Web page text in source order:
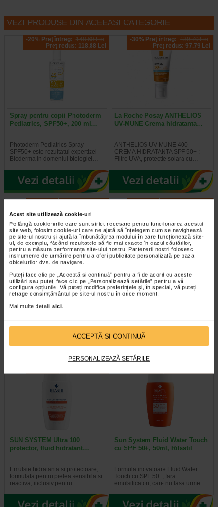
Acest site utilizează cookie-uri
Pe lângă cookie-urile care sunt strict necesare pentru funcționarea acestui
site web, folosim cookie-uri care ne ajută să înțelegem cum se navighează
pe site-ul nostru și ajută la îmbunătățirea modului în care funcționează site-
ul, de exemplu, făcând rezultatele să fie mai exacte în cazul căutărilor,
pentru a măsura performanța site-ului nostru. Partenerii noștri folosesc
instrumente de urmărire pentru a oferi publicitate personalizată pe baza
obiceiurilor dvs. de navigare.
Puteți face clic pe „Acceptă si continuă” pentru a fi de acord cu aceste
utilizări sau puteți face clic pe „Personalizează setările” pentru a vă
configura opțiunile. Vă puteți modifica preferințele și, în special, vă puteți
retrage consimțământul pe site-ul nostru în orice moment.
Mai multe detalii aici.
ACCEPTĂ SI CONTINUĂ
PERSONALIZEAZĂ SETĂRILE
VEZI PRODUSE DIN ACEEASI CATEGORIE
-20% Preț întreg: 148,60 Lei
Preț redus: 118,88 Lei
Spray pentru copii Photoderm
Pediatrics, SPF50+, 200 ml…
Photoderm Pediatrics Spray
SPF50+ este rezultatul expertizei
Bioderma in domeniul biologiei…
-30% Preț întreg: 139,70 Lei
Preț redus: 97.79 Lei
La Roche Posay ANTHELIOS
UV-MUNE Crema hidratanta…
ANTHELIOS UV MUNE 400
CREMA HIDRATANTA SPF 50+ :
Filtre UVA, protectie solara cu…
-25% Preț întreg: 41,50 Lei
Crema hidratanta pentru fata
cu SPF 30, 50 ml, Face Facts…
Crema hidratanta pentru fata cu
cu protectia solara zilnica…
-30% Preț întreg: 100.80 Lei
SUN SYSTEM Crema ten Age
Repair SPF 50+, 50 ml…
este o crema avansata de…
-35% Preț întreg: 73.00 Lei
SUN SYSTEM Ultra 100
protector, fluid hidratant…
Emulsie hidratanta si protectoare,
formulata pentru pielea sensibila si
reactiva, inclusiv pentru…
-35% Preț întreg:
Sun System Fluid Water Touch
cu SPF 50+, 50ml, Rilastil
Formula inovatoare Fluid Water
Touch cu SPF 50+, fara
emulsificatori, care nu lasa urme…